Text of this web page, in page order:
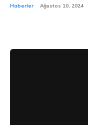
Haberler Ağustos 10, 2024